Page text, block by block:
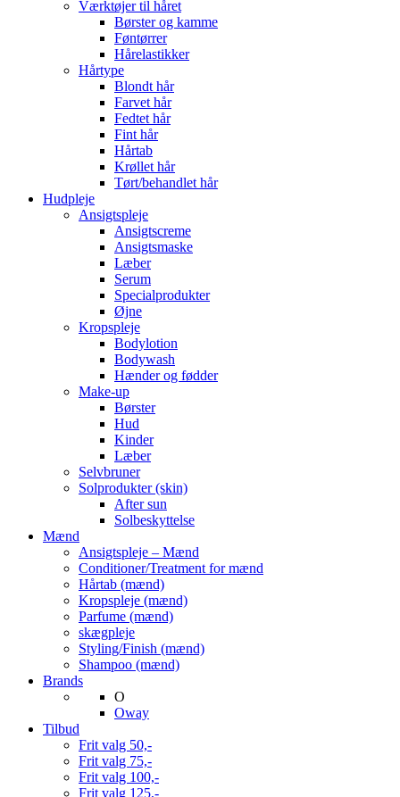
Værktøjer til håret
Børster og kamme
Føntørrer
Hårelastikker
Hårtype
Blondt hår
Farvet hår
Fedtet hår
Fint hår
Hårtab
Krøllet hår
Tørt/behandlet hår
Hudpleje
Ansigtspleje
Ansigtscreme
Ansigtsmaske
Læber
Serum
Specialprodukter
Øjne
Kropspleje
Bodylotion
Bodywash
Hænder og fødder
Make-up
Børster
Hud
Kinder
Læber
Selvbruner
Solprodukter (skin)
After sun
Solbeskyttelse
Mænd
Ansigtspleje – Mænd
Conditioner/Treatment for mænd
Hårtab (mænd)
Kropspleje (mænd)
Parfume (mænd)
skægpleje
Styling/Finish (mænd)
Shampoo (mænd)
Brands
O
Oway
Tilbud
Frit valg 50,-
Frit valg 75,-
Frit valg 100,-
Frit valg 125,-